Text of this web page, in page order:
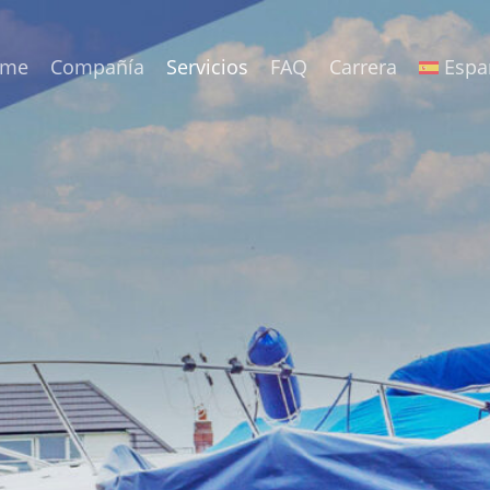
Compañía Servicios FAQ Carrera
–
en
las
y años de expertise. Al
clientes, creamos un
y almacenamiento.
su embarcación, ya